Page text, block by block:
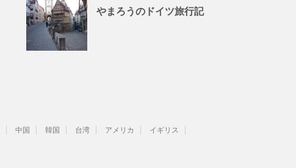
やまろうのドイツ旅行記
中国 韓国 台湾 アメリカ
イギリス